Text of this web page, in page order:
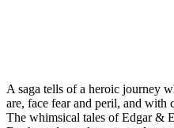
A saga tells of a heroic journey
are, face fear and peril, and with
The whimsical tales of Edgar &